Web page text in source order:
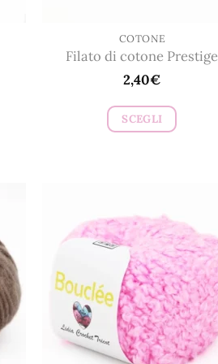
COTONE
Filato di cotone Prestige
2,40€
SCEGLI
varianti.
Le
opzioni
possono
essere
scelte
nella